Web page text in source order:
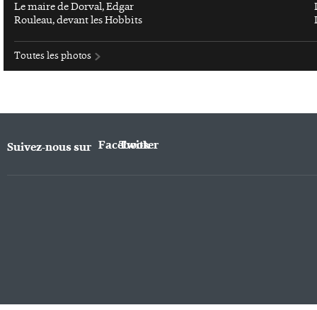
Le maire de Dorval, Edgar
Rouleau, devant les Hobbits
Toutes les photos
Suivez-nous sur Facebook
Twitter